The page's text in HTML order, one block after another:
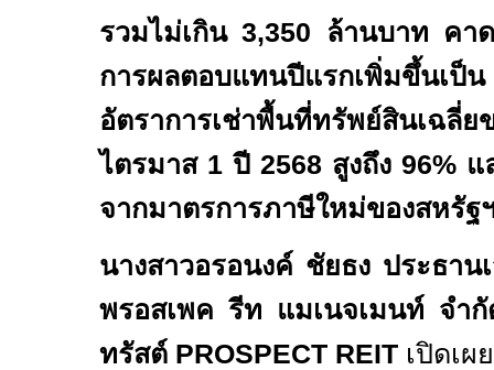
รวมไม่เกิน3,350 ล้านบาท คา
การผลตอบแทนปีแรกเพิ่มขึ้นเป็น
อัตราการเช่าพื้นที่ทรัพย์สินเฉ
ไตรมาส 1 ปี 2568 สูงถึง 96% แ
จากมาตรการภาษีใหม่ของสหรัฐ
นางสาวอรอนงค์ ชัยธง ประธา
พรอสเพค รีท แมเนจเมนท์ จำกั
ทรัสต์ PROSPECT REIT เปิดเผ